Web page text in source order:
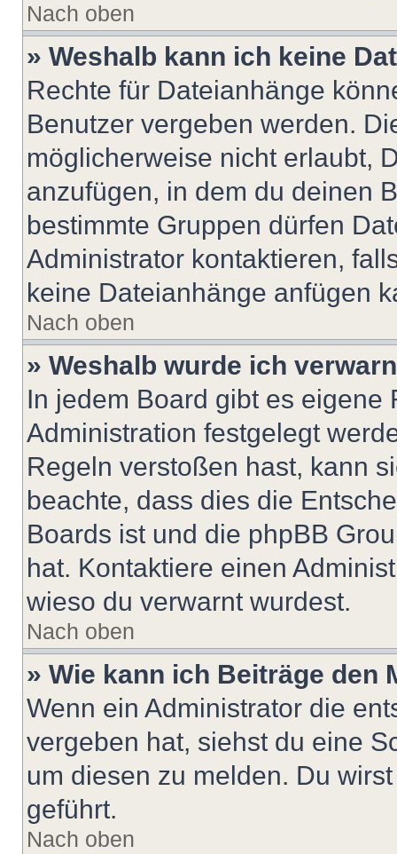
Nach oben
» Weshalb kann ich keine
Rechte für Dateianhänge
Benutzer vergeben werden.
möglicherweise nicht erlaubt,
anzufügen, in dem du deinen
bestimmte Gruppen dürfen
Administrator kontaktieren,
keine Dateianhänge anfügen
Nach oben
» Weshalb wurde ich
In jedem Board gibt es
Administration festgelegt
Regeln verstoßen hast, kann
beachte, dass dies die
Boards ist und die phpBB
hat. Kontaktiere einen
wieso du verwarnt wurdest.
Nach oben
» Wie kann ich Beiträge den
Wenn ein Administrator die
vergeben hat, siehst du eine
um diesen zu melden. Du
geführt.
Nach oben